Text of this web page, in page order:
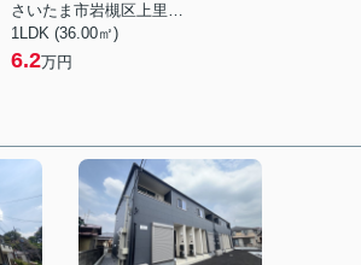
さいたま市岩槻区上里１丁目
1LDK (36.00㎡)
6.2万円